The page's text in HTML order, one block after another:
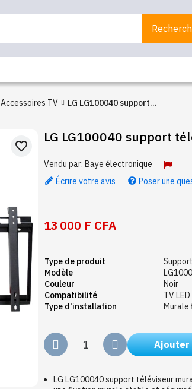
Accessoires TV
LG LG100040 support
favorite_border
LG LG100040 support
Vendu par:Baye électronique
Écrire votre avis
Poser une
13 000 F CFA
Type de produit
Modèle
Couleur
Noir
Compatibilité
TV
Type d'installation
Murale
Ajouter
LG LG100040 support téléviseur